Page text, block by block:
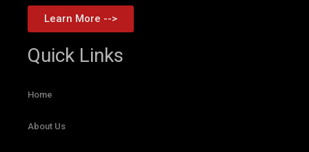
Learn More -->
Quick Links
Home
About Us